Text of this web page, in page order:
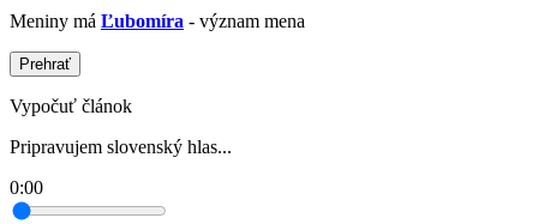
Meniny má Ľubomíra - význam mena
Prehrať
Vypočuť článok
Pripravujem slovenský hlas...
0:00